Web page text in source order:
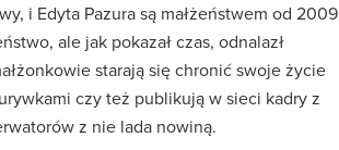
i Edyta Pazura są małżeństwem od 2009
ale jak pokazał czas, odnalazł
starają się chronić swoje życie
czy też publikują w sieci kadry z
z nie lada nowiną.